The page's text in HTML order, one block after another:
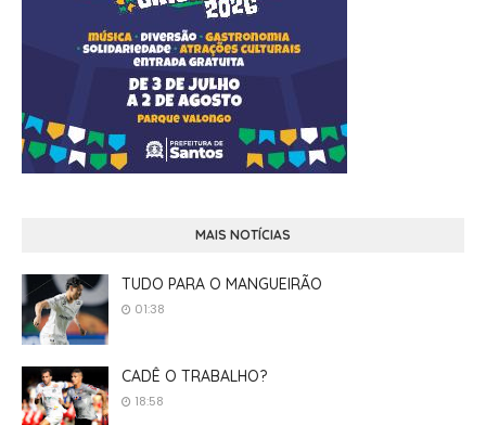
MAIS NOTÍCIAS
TUDO PARA O MANGUEIRÃO
01:38
CADÊ O TRABALHO?
18:58